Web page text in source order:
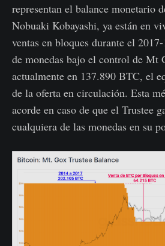
representan el balance monetario
Nobuaki Kobayashi, ya están en
ventas en bloques durante el
de monedas bajo el control de Mt
actualmente en 137.890 BTC, el
de la oferta en circulación. Esta
acorde en caso de que el Trustee
cualquiera de las monedas en su